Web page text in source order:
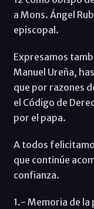
a Mons. Ángel
episcopal.
Expresamos
Manuel Ureña,
que por razones
el Código de
por el papa.
A todos
que continúe
confianza.
1.- Memoria de la